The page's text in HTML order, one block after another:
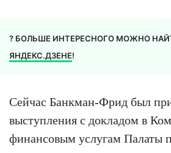
? БОЛЬШЕ ИНТЕРЕСНОГО МОЖНО
ЯНДЕКС.ДЗЕНЕ!
Сейчас Банкман-Фрид был
выступления с докладом в
финансовым услугам Палаты